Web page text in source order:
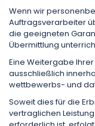
Wenn wir
Auftragsverarbeiter
die geeigneten
Übermittlung
Eine Weitergabe
ausschließlich
wettbewerbs- und
Soweit dies für die
vertraglichen